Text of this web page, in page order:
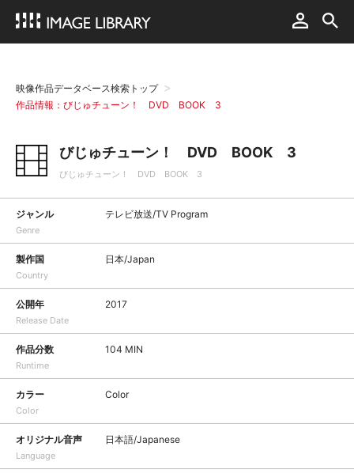
映像作品データベース検索トップ
作品情報：びじゅチューン！ DVD BOOK 3
びじゅチューン！ DVD BOOK 3
びじゅチューン！ DVD BOOK 3
ジャンル
Genre
テレビ放送/TV Program
製作国
Country
日本/Japan
公開年
Release Date
2017
作品分数
Runtime
104 MIN
カラー
Color
Color
オリジナル音声
Language
日本語/Japanese